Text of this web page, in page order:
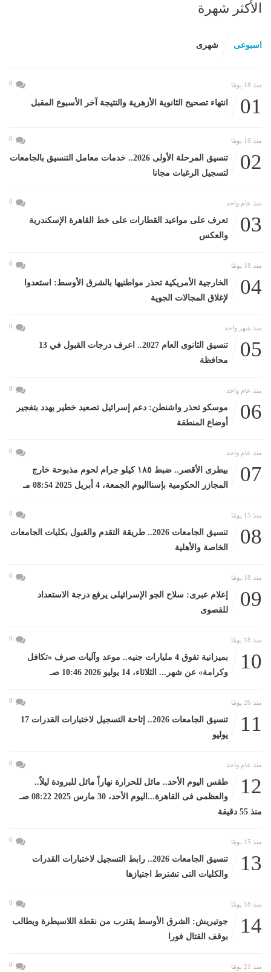
الأكثر شهرة
اسبوعى شهرى
منذ 18 يومًا 0
01 انتهاء تصحيح الثانوية الأزهرية والنتيجة آخر الأسبوع المقبل
منذ 16 يومًا 0
02
تنسيق المرحلة الأولى 2026.. خدمات معامل التنسيق بالجامعات
لتسجيل الرغبات مجانا
منذ عام واحد 0
03
تعرف على مواعيد القطارات على خط القاهرة الإسكندرية
والعكس
منذ 18 يومًا 0
04
الخارجية الأمريكية تحذر مواطنيها بالشرق الأوسط: استعدوا
لإغلاق المجالات الجوية
منذ شهر واحد 0
05
تنسيق الثانوى العام 2027.. اعرف درجات القبول في 13
محافظة
منذ عام واحد 0
06
موسكو تحذر واشنطن: دعم إسرائيل تصعيد خطير يهدد بتفجير
أوضاع المنطقة
منذ عام واحد 0
07
بيطرى الأقصر.. ضبط ١٨٥ كيلو جرام لحوم مذبوحة خارج
المجازر الحكومية بإسنااليوم الجمعة، 4 أبريل 2025 08:54 مـ
منذ 15 يومًا 0
08
تنسيق الجامعات 2026.. طريقة التقدم والقبول بكليات الجامعات
الخاصة والأهلية
منذ 18 يومًا 0
09
إعلام عبرى: سلاح الجو الإسرائيلى يرفع درجة الاستعداد
للقصوى
منذ 18 يومًا 0
10
بميزانية تفوق 4 مليارات جنيه.. موعد وآليات صرف «تكافل
وكرامة» عن شهر... الثلاثاء، 14 يوليو 2026 10:46 صـ
منذ 26 يومًا 0
11
تنسيق الجامعات 2026.. إتاحة التسجيل لاختبارات القدرات 17
يوليو
منذ عام واحد 0
12
طقس اليوم الأحد.. مائل للحرارة نهاراً مائل للبرودة ليلاً..
والعظمى فى القاهرة...اليوم الأحد، 30 مارس 2025 08:22 صـ
منذ 55 دقيقة
منذ 15 يومًا 0
13
تنسيق الجامعات 2026.. رابط التسجيل لاختبارات القدرات
والكليات التى تشترط اجتيازها
منذ 18 يومًا 0
14
جوتيريش: الشرق الأوسط يقترب من نقطة اللاسيطرة ويطالب
بوقف القتال فورا
منذ 21 يومًا 0